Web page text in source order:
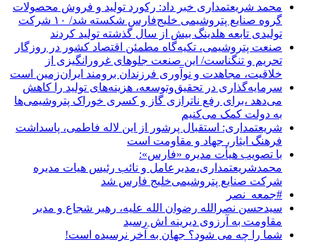
محمد شریعتمداری خبر داد: رکورد تولید و فروش محصولات
گروه صنایع پتروشیمی خلیج‌فارس شکسته شد/ ۱۰ شرکت
تولیدی تابعه هلدینگ بیش از سال گذشته تولید کردند
صنعت پتروشیمی، تکیه‌گاه مطمئن اقتصاد کشور در روزگار
تحریم و تنگناست/ این صنعت جلوهای غرورانگیزی از
خلاقیت، مجاهدت و نوآوری فرزندان برومند ایران‌زمین است
سرمایه‌گذاری در تحقیق‌وتوسعه، هزینه‌های تولید را کاهش
می‌دهد ،برای رفع ناترازی گاز و کسری خوراک پتروشیمی‌ها
به دولت کمک می‌کنیم
شریعتمداری: استقبال پرشور از این لاله فاطمی، پاسداشت
فرهنگ ایثار، جهاد و مقاومت است
با تصویب هیأت مدیره «فارس»:
محمدشریعتمداری،مدیرعامل و نائب رئیس هیات مدیره
شرکت صنایع پتروشیمی‌خلیج فارس شد
‏⁧‫#جمعه_نصر‬⁩
سیدحسن نصرالله رضوان الله علیه، رهبر شجاع و مدبر
مقاومت به آرزوی دیرینه اش رسید
شما را چه می شود؟ جهان به آخر نرسیده است!